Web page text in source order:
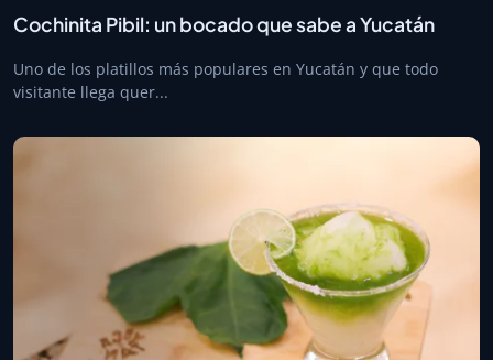
Cochinita Pibil: un bocado que sabe a Yucatán
Uno de los platillos más populares en Yucatán y que todo
visitante llega quer...